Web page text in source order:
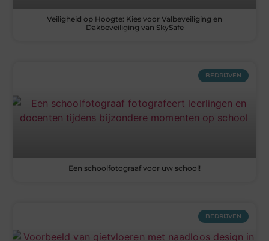
Veiligheid op Hoogte: Kies voor Valbeveiliging en
Dakbeveiliging van SkySafe
BEDRIJVEN
Een schoolfotograaf voor uw school!
BEDRIJVEN